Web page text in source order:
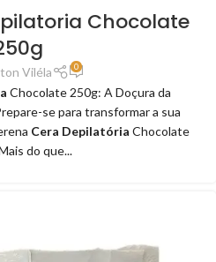
Chocolate
Viléla 0
Chocolate 250g: A Doçura da
se para transformar a sua
Cera Depilatória Chocolate
do que...